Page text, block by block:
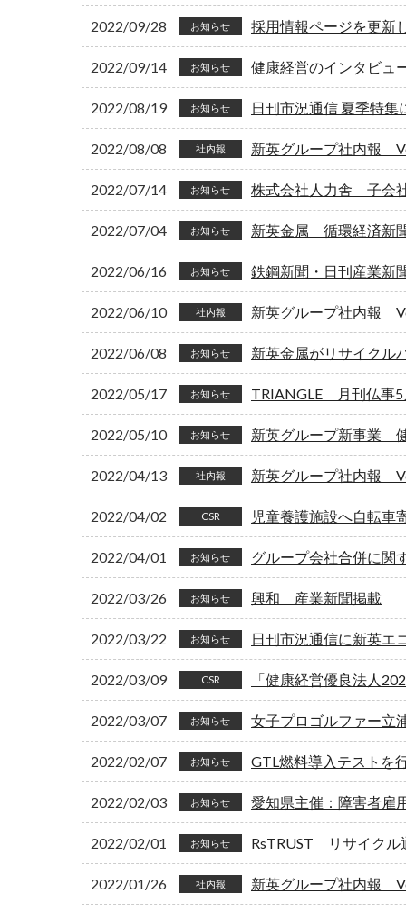
2022/09/28 お知らせ 採用情報ページを更新
2022/09/14 お知らせ 健康経営のインタビュ
2022/08/19 お知らせ 日刊市況通信 夏季特
2022/08/08 社内報 新英グループ社内報
2022/07/14 お知らせ 株式会社人力舎 子会
2022/07/04 お知らせ 新英金属 循環経済新
2022/06/16 お知らせ 鉄鋼新聞・日刊産業新
2022/06/10 社内報 新英グループ社内報
2022/06/08 お知らせ 新英金属がリサイクル
2022/05/17 お知らせ TRIANGLE 月刊仏事5
2022/05/10 お知らせ 新英グループ新事業
2022/04/13 社内報 新英グループ社内報
2022/04/02 CSR 児童養護施設へ自転車
2022/04/01 お知らせ グループ会社合併に関
2022/03/26 お知らせ 興和 産業新聞掲載
2022/03/22 お知らせ 日刊市況通信に新英エ
2022/03/09 CSR 「健康経営優良法人
2022/03/07 お知らせ 女子プロゴルファー立
2022/02/07 お知らせ GTL燃料導入テストを
2022/02/03 お知らせ 愛知県主催：障害者雇
2022/02/01 お知らせ RsTRUST リサイクル
2022/01/26 社内報 新英グループ社内報